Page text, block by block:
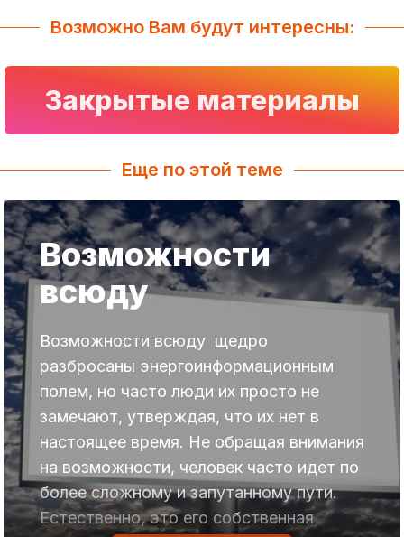
Возможно Вам будут интересны:
Закрытые материалы
Еще по этой теме
Возможности
всюду
Возможности всюду щедро
разбросаны энергоинформационным
полем, но часто люди их просто не
замечают, утверждая, что их нет в
настоящее время. Не обращая внимания
на возможности, человек часто идет по
более сложному и запутанному пути.
Естественно, это его собственная